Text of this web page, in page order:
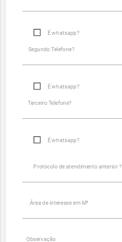
É whatsapp?
Segundo Telefone?
É whatsapp?
Terceiro Telefone?
É whatsapp?
Protocolo de atendimento anterior ?
Área de interesse em M²
Observação